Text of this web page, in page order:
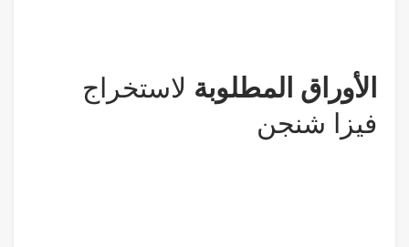
الأوراق المطلوبة لاستخراج
فيزا شنجن